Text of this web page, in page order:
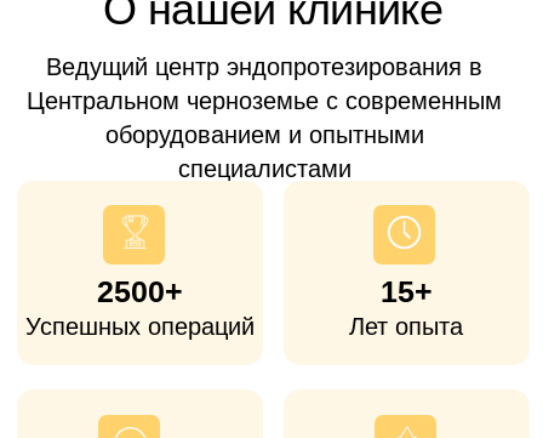
Преимущества НМЦ
для жителей Дубны
Дубны, которыеустали ждать квотуили
ищут альтернативу дорогим столичным
. Операция показана при
артрозе, последствиях травм и других
заболеваний, когда консервативное
лечение уже не помогает и сустав
ограничивает движения и обычную жизнь.
Стоимость операций ниже, чем в
Доступная
стоимость